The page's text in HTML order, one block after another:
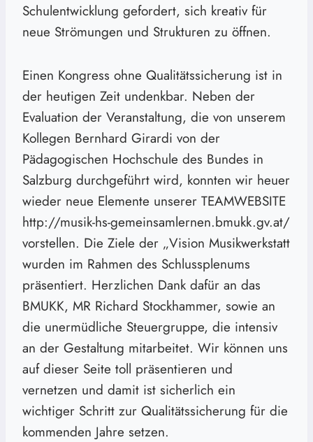
Schulentwicklung gefordert, sich kreativ für
neue Strömungen und Strukturen zu öffnen.
Einen Kongress ohne Qualitätssicherung ist in
der heutigen Zeit undenkbar. Neben der
Evaluation der Veranstaltung, die von unserem
Kollegen Bernhard Girardi von der
Pädagogischen Hochschule des Bundes in
Salzburg durchgeführt wird, konnten wir heuer
wieder neue Elemente unserer TEAMWEBSITE
http://musik-hs-gemeinsamlernen.bmukk.gv.at/
vorstellen. Die Ziele der „Vision Musikwerkstatt
wurden im Rahmen des Schlussplenums
präsentiert. Herzlichen Dank dafür an das
BMUKK, MR Richard Stockhammer, sowie an
die unermüdliche Steuergruppe, die intensiv
an der Gestaltung mitarbeitet. Wir können uns
auf dieser Seite toll präsentieren und
vernetzen und damit ist sicherlich ein
wichtiger Schritt zur Qualitätssicherung für die
kommenden Jahre setzen.